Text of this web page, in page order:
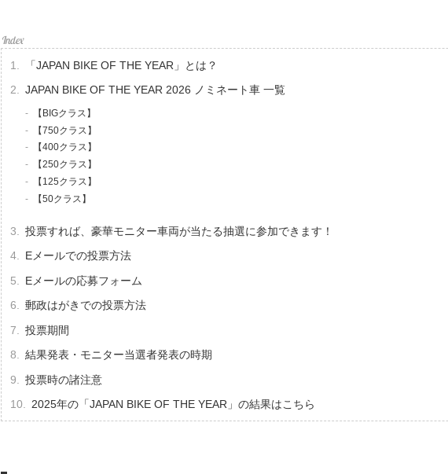
「JAPAN BIKE OF THE YEAR」とは？
JAPAN BIKE OF THE YEAR 2026 ノミネート車 一覧
【BIGクラス】
【750クラス】
【400クラス】
【250クラス】
【125クラス】
【50クラス】
投票すれば、豪華モニター車両が当たる抽選に参加できます！
Eメールでの投票方法
Eメールの応募フォーム
郵政はがきでの投票方法
投票期間
結果発表・モニター当選者発表の時期
投票時の諸注意
2025年の「JAPAN BIKE OF THE YEAR」の結果はこちら